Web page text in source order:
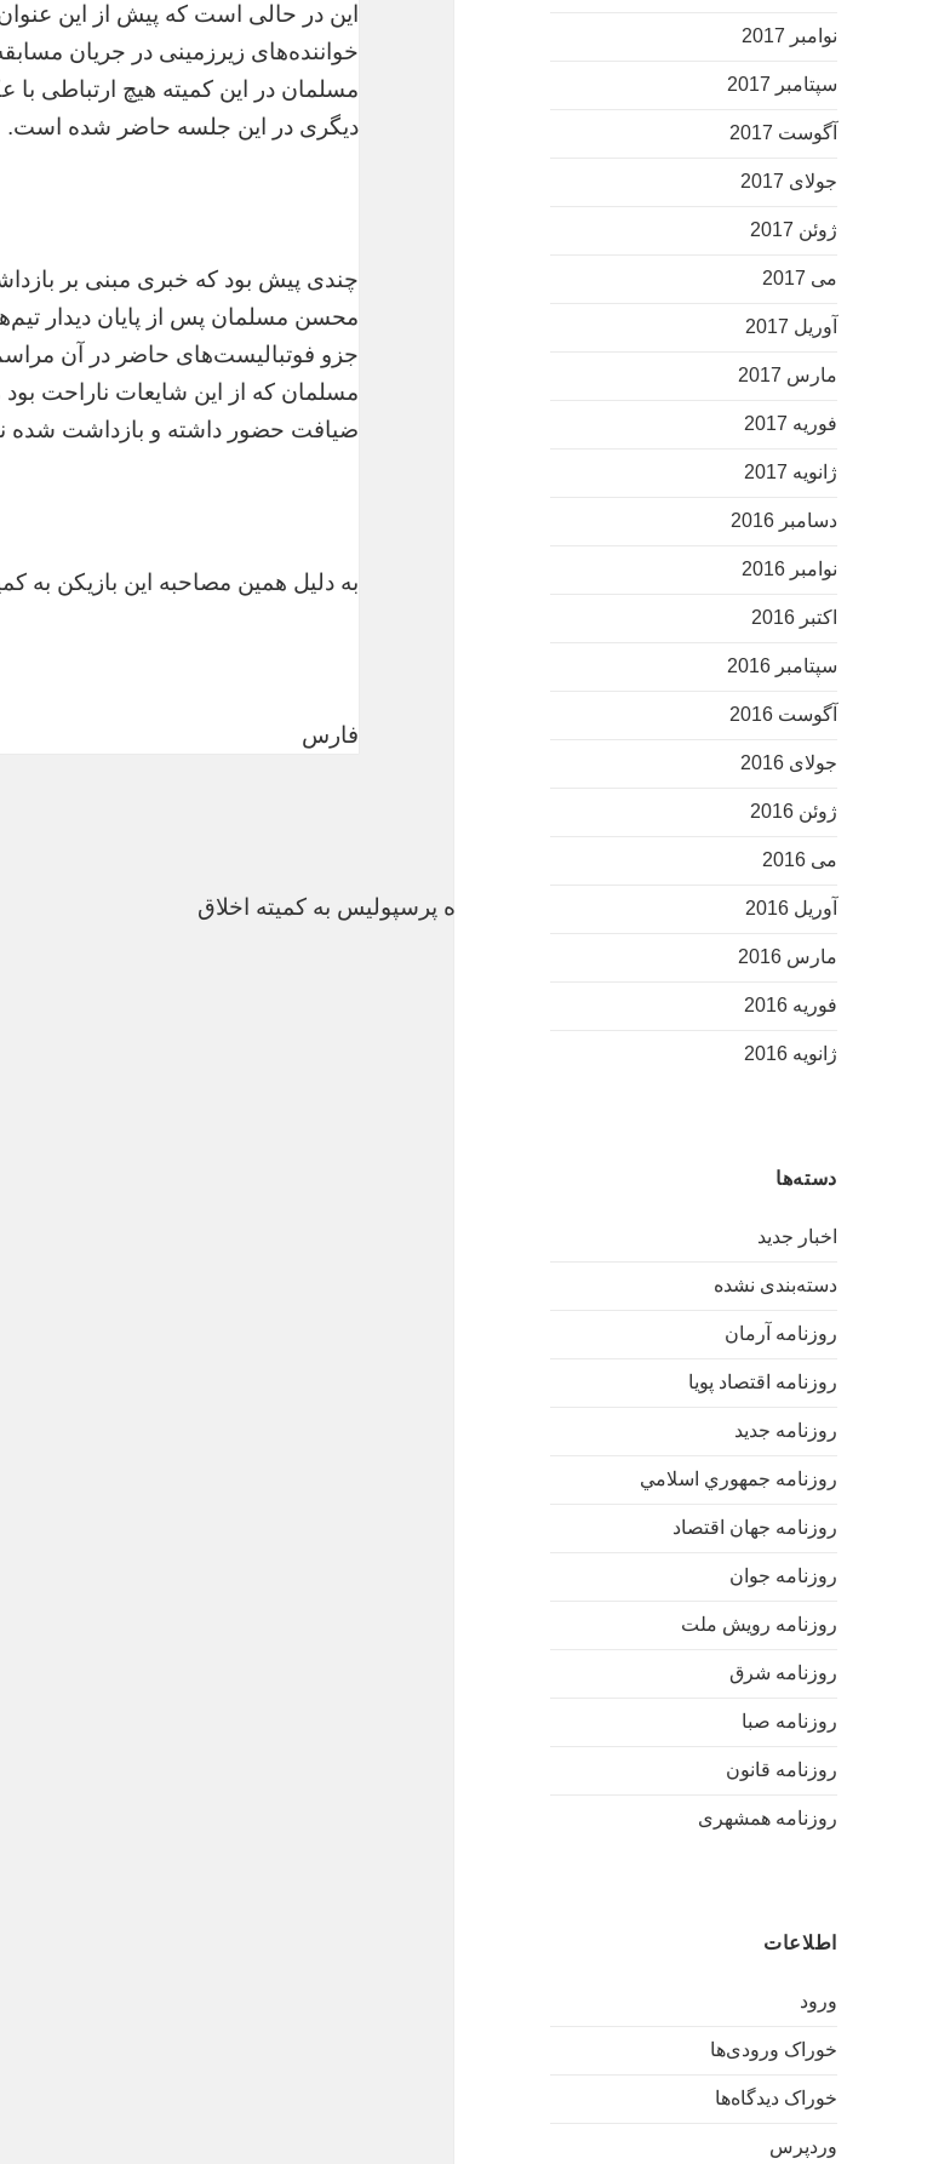
نوامبر 2017
سپتامبر 2017
آگوست 2017
جولای 2017
ژوئن 2017
می 2017
آوریل 2017
مارس 2017
فوریه 2017
ژانویه 2017
دسامبر 2016
نوامبر 2016
اکتبر 2016
سپتامبر 2016
آگوست 2016
جولای 2016
ژوئن 2016
می 2016
آوریل 2016
مارس 2016
فوریه 2016
ژانویه 2016
دسته‌ها
اخبار جدید
دسته‌بندی نشده
روزنامه آرمان
روزنامه اقتصاد پویا
روزنامه جدید
روزنامه جمهوري اسلامي
روزنامه جهان اقتصاد
روزنامه جوان
روزنامه رویش ملت
روزنامه شرق
روزنامه صبا
روزنامه قانون
روزنامه همشهری
اطلاعات
ورود
خوراک ورودی‌ها
خوراک دیدگاه‌ها
وردپرس
این در حالی است که پیش از این
خواننده‌های زیرزمینی در جریان
مسلمان در این کمیته هیچ ارتباطی با
دیگری در این جلسه حاضر شده است.
چندی پیش بود که خبری مبنی بر
محسن مسلمان پس از پایان دیدار
جزو فوتبالیست‌های حاضر در آن
مسلمان که از این شایعات ناراحت
ضیافت حضور داشته و بازداشت شده
به دلیل همین مصاحبه این بازیکن به
فارس
پس لرزه‌های بازداشت سه فوتبالیست؛ احضار ستاره پرسپولیس به کمیته اخلاق